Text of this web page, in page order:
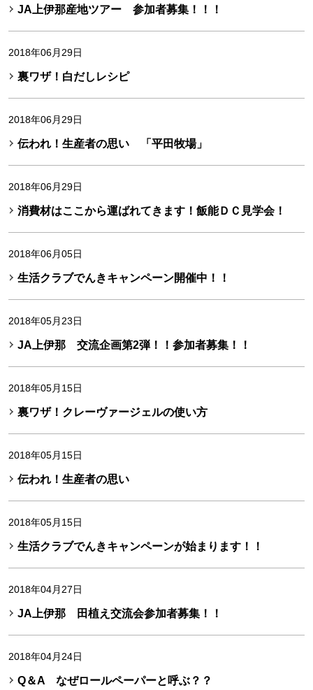
JA上伊那産地ツアー 参加者募集！！！
2018年06月29日
裏ワザ！白だしレシピ
2018年06月29日
伝われ！生産者の思い 「平田牧場」
2018年06月29日
消費材はここから運ばれてきます！飯能ＤＣ見学会！
2018年06月05日
生活クラブでんきキャンペーン開催中！！
2018年05月23日
JA上伊那 交流企画第2弾！！参加者募集！！
2018年05月15日
裏ワザ！クレーヴァージェルの使い方
2018年05月15日
伝われ！生産者の思い
2018年05月15日
生活クラブでんきキャンペーンが始まります！！
2018年04月27日
JA上伊那 田植え交流会参加者募集！！
2018年04月24日
Q＆A なぜロールペーパーと呼ぶ？？